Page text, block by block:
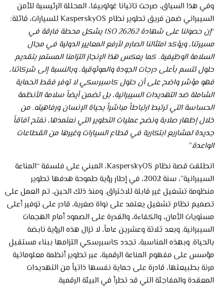
وفي هذا السياق، صرحت تاتيانا غولوبيفا، المحللة الرئيسية للأمن
السيبراني ضمن فريق تطوير نظام KasperskyOS للسيارات، قائلة:
“إن حصولنا على شهادةISO 26262يشكل محطة فارقة في
مسيرتنا، ويؤكد امتثالنا الصارم لأرفع المعايير الدولية في مجال
السلامة الوظيفية. كما يعكس هذا الإنجاز التزامنا المستمر بتقديم
حلول تتسم بأعلى درجات الجودة والموثوقية. وبالنسبة إلى شركائنا،
فهو مؤشر واضح على أن حلول كاسبرسكي لا توفر فقط الحماية
الشاملة ضد التهديدات السيبرانية، بل تضمن أيضاً سلامة الأنظمة
الحساسة التي ترتبط ارتباطاً مباشراً بحياة الإنسان ورفاهيته. من
خلال إظهار صلابة ونضج عمليات التطوير التي نعتمدها، نفتح آفاقاً
جديدة لمشاريع ابتكارية في قطاع السيارات وغيرها من القطاعات
الواعدة.”
انطلقت قصة نظام KasperskyOS، المبني على فلسفة “المناعة
السيبرانية”، سنة 2002، في إطار رؤية طموحة هدفها تطوير
منظومة تشغيل غير قابلة للاختراق. ومنذ ذلك الحين، تم العمل على
تصميم نظام تشغيل يعتمد على نواة صغرية، قادر على توفير أعلى
مستويات الأمان، والكفاءة، والقدرة على الصمود أمام الهجمات
السيبرانية. وبعد ثلاثة وعشرين عاماً، لا تزال هذه الرؤية نابضة
بالحياة. وبهذه المناسبة، تجدد كاسبرسكي التزامها ببناء مستقبل
مؤسس على مفهوم المناعة الرقمية، عبر تطوير أنظمة معلوماتية
مرنة بطبيعتها، قادرة على حماية نفسها ذاتياً من التهديدات
المعقدة والمفاجئة التي قد تطرأ في البيئة الرقمية.